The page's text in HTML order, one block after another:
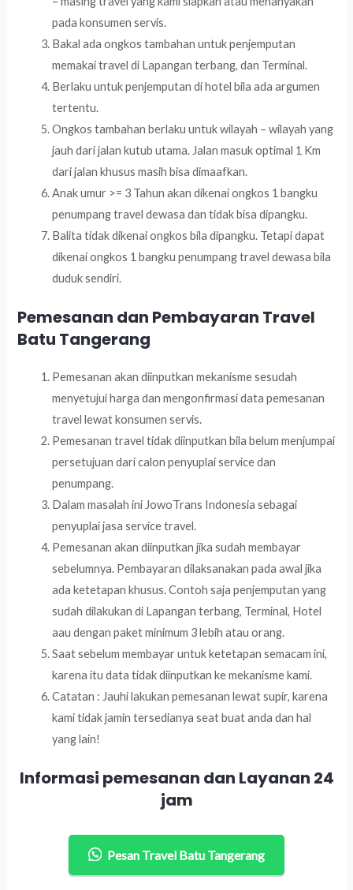
pada konsumen servis.
Bakal ada ongkos tambahan untuk penjemputan
memakai travel di Lapangan terbang, dan Terminal.
Berlaku untuk penjemputan di hotel bila ada argumen
tertentu.
Ongkos tambahan berlaku untuk wilayah – wilayah yang
jauh dari jalan kutub utama. Jalan masuk optimal 1 Km
dari jalan khusus masih bisa dimaafkan.
Anak umur >= 3 Tahun akan dikenai ongkos 1 bangku
penumpang travel dewasa dan tidak bisa dipangku.
Balita tidak dikenai ongkos bila dipangku. Tetapi dapat
dikenai ongkos 1 bangku penumpang travel dewasa bila
duduk sendiri.
Pemesanan dan Pembayaran Travel
Batu Tangerang
Pemesanan akan diinputkan mekanisme sesudah
menyetujui harga dan mengonfirmasi data pemesanan
travel lewat konsumen servis.
Pemesanan travel tidak diinputkan bila belum menjumpai
persetujuan dari calon penyuplai service dan
penumpang.
Dalam masalah ini JowoTrans Indonesia sebagai
penyuplai jasa service travel.
Pemesanan akan diinputkan jika sudah membayar
sebelumnya. Pembayaran dilaksanakan pada awal jika
ada ketetapan khusus. Contoh saja penjemputan yang
sudah dilakukan di Lapangan terbang, Terminal, Hotel
aau dengan paket minimum 3 lebih atau orang.
Saat sebelum membayar untuk ketetapan semacam ini,
karena itu data tidak diinputkan ke mekanisme kami.
Catatan : Jauhi lakukan pemesanan lewat supir, karena
kami tidak jamin tersedianya seat buat anda dan hal
yang lain!
Informasi pemesanan dan Layanan 24
jam
Pesan Travel Batu Tangerang